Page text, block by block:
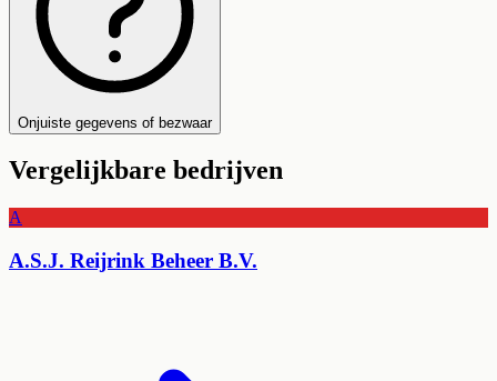
Onjuiste gegevens of bezwaar
Vergelijkbare bedrijven
A
A.S.J. Reijrink Beheer B.V.